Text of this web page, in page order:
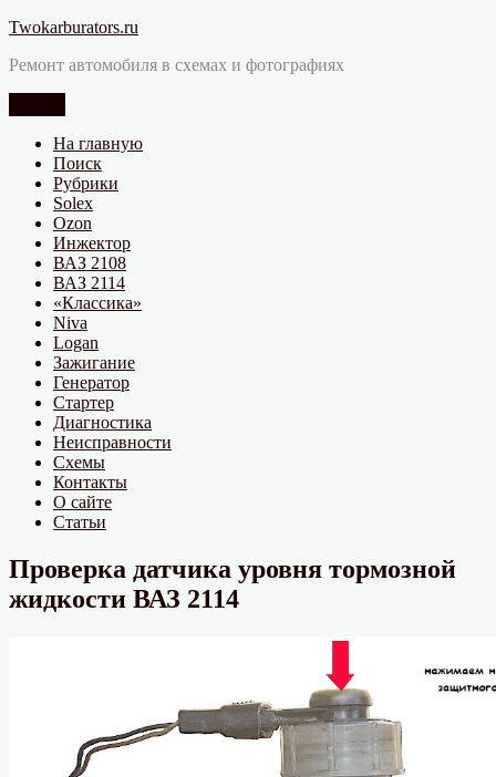
Перейти
содержимому
Twokarburators.ru
Ремонт автомобиля в схемах и фотографиях
На главную
Поиск
Рубрики
Solex
Ozon
Инжектор
ВАЗ 2108
ВАЗ 2114
«Классика»
Niva
Logan
Зажигание
Генератор
Стартер
Диагностика
Неисправности
Схемы
Контакты
О сайте
Статьи
Проверка датчика уровня тормозной
жидкости ВАЗ 2114